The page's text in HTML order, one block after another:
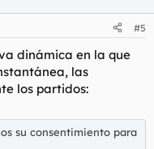
#5
dinámica en la que
las
los partidos:
su consentimiento para